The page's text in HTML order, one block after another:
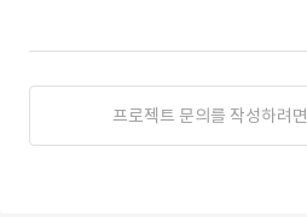
프로젝트 문의를 작성하려면